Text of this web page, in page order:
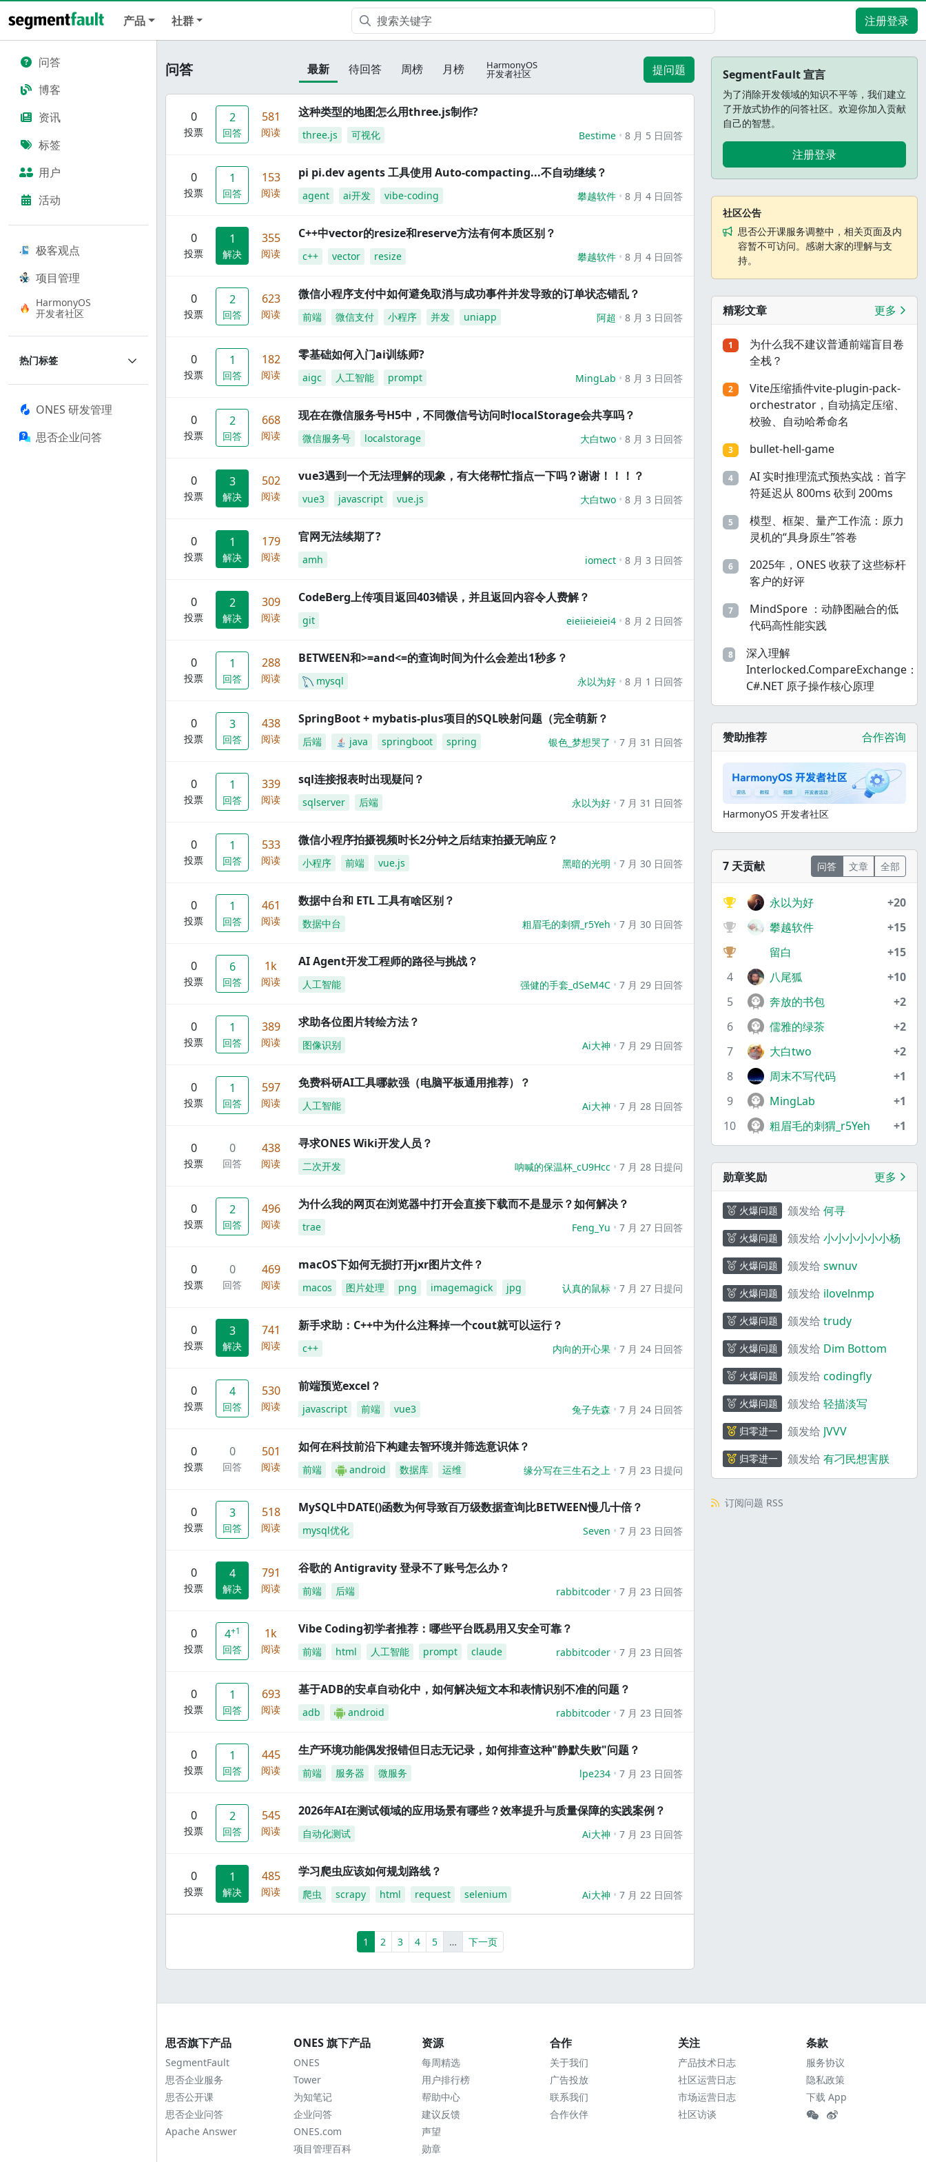
产品 社群 注册登录
问答
博客
资讯
标签
用户
活动
极客观点
项目管理
HarmonyOS
开发者社区
热门标签
ONES 研发管理
思否企业问答
问答 最新 待回答 周榜 月榜 HarmonyOS
开发者社区 提问题
0
投票
2
回答
581
阅读
这种类型的地图怎么用three.js制作?
three.js 可视化 Bestime 8 月 5 日回答
0
投票
1
回答
153
阅读
pi pi.dev agents 工具使用 Auto-compacting...不自动继续？
agent ai开发 vibe-coding 攀越软件 8 月 4 日回答
0
投票
1
解决
355
阅读
C++中vector的resize和reserve方法有何本质区别？
c++ vector resize 攀越软件 8 月 4 日回答
0
投票
2
回答
623
阅读
微信小程序支付中如何避免取消与成功事件并发导致的订单状态错乱？
前端 微信支付 小程序 并发 uniapp 阿超 8 月 3 日回答
0
投票
1
回答
182
阅读
零基础如何入门ai训练师?
aigc 人工智能 prompt MingLab 8 月 3 日回答
0
投票
2
回答
668
阅读
现在在微信服务号H5中，不同微信号访问时localStorage会共享吗？
微信服务号 localstorage 大白two 8 月 3 日回答
0
投票
3
解决
502
阅读
vue3遇到一个无法理解的现象，有大佬帮忙指点一下吗？谢谢！！！？
vue3 javascript vue.js 大白two 8 月 3 日回答
0
投票
1
解决
179
阅读
官网无法续期了?
amh iomect 8 月 3 日回答
0
投票
2
解决
309
阅读
CodeBerg上传项目返回403错误，并且返回内容令人费解？
git eieiieieiei4 8 月 2 日回答
0
投票
1
回答
288
阅读
BETWEEN和>=and<=的查询时间为什么会差出1秒多？
mysql 永以为好 8 月 1 日回答
0
投票
3
回答
438
阅读
SpringBoot + mybatis-plus项目的SQL映射问题（完全萌新？
后端 java springboot spring 银色_梦想哭了 7 月 31 日回答
0
投票
1
回答
339
阅读
sql连接报表时出现疑问？
sqlserver 后端 永以为好 7 月 31 日回答
0
投票
1
回答
533
阅读
微信小程序拍摄视频时长2分钟之后结束拍摄无响应？
小程序 前端 vue.js 黑暗的光明 7 月 30 日回答
0
投票
1
回答
461
阅读
数据中台和 ETL 工具有啥区别？
数据中台 粗眉毛的刺猬_r5Yeh 7 月 30 日回答
0
投票
6
回答
1k
阅读
AI Agent开发工程师的路径与挑战？
人工智能 强健的手套_dSeM4C 7 月 29 日回答
0
投票
1
回答
389
阅读
求助各位图片转绘方法？
图像识别 Ai大神 7 月 29 日回答
0
投票
1
回答
597
阅读
免费科研AI工具哪款强（电脑平板通用推荐）？
人工智能 Ai大神 7 月 28 日回答
0
投票
0
回答
438
阅读
寻求ONES Wiki开发人员？
二次开发 呐喊的保温杯_cU9Hcc 7 月 28 日提问
0
投票
2
回答
496
阅读
为什么我的网页在浏览器中打开会直接下载而不是显示？如何解决？
trae Feng_Yu 7 月 27 日回答
0
投票
0
回答
469
阅读
macOS下如何无损打开jxr图片文件？
macos 图片处理 png imagemagick jpg 认真的鼠标 7 月 27 日提问
0
投票
3
解决
741
阅读
新手求助：C++中为什么注释掉一个cout就可以运行？
c++ 内向的开心果 7 月 24 日回答
0
投票
4
回答
530
阅读
前端预览excel？
javascript 前端 vue3 兔子先森 7 月 24 日回答
0
投票
0
回答
501
阅读
如何在科技前沿下构建去智环境并筛选意识体？
前端 android 数据库 运维 缘分写在三生石之上 7 月 23 日提问
0
投票
3
回答
518
阅读
MySQL中DATE()函数为何导致百万级数据查询比BETWEEN慢几十倍？
mysql优化 Seven 7 月 23 日回答
0
投票
4
解决
791
阅读
谷歌的 Antigravity 登录不了账号怎么办？
前端 后端 rabbitcoder 7 月 23 日回答
0
投票
4+1
回答
1k
阅读
Vibe Coding初学者推荐：哪些平台既易用又安全可靠？
前端 html 人工智能 prompt claude rabbitcoder 7 月 23 日回答
0
投票
1
回答
693
阅读
基于ADB的安卓自动化中，如何解决短文本和表情识别不准的问题？
adb android rabbitcoder 7 月 23 日回答
0
投票
1
回答
445
阅读
生产环境功能偶发报错但日志无记录，如何排查这种"静默失败"问题？
前端 服务器 微服务 lpe234 7 月 23 日回答
0
投票
2
回答
545
阅读
2026年AI在测试领域的应用场景有哪些？效率提升与质量保障的实践案例？
自动化测试 Ai大神 7 月 23 日回答
0
投票
1
解决
485
阅读
学习爬虫应该如何规划路线？
爬虫 scrapy html request selenium Ai大神 7 月 22 日回答
1 (current)
2 3 4 5 …More下一页
SegmentFault 宣言
为了消除开发领域的知识不平等，我们建立
了开放式协作的问答社区。欢迎你加入贡献
自己的智慧。
注册登录
社区公告
思否公开课服务调整中，相关页面及内
容暂不可访问。感谢大家的理解与支
持。
精彩文章 更多
1
为什么我不建议普通前端盲目卷
全栈？
2
Vite压缩插件vite-plugin-pack-
orchestrator，自动搞定压缩、
校验、自动哈希命名
3 bullet-hell-game
4
AI 实时推理流式预热实战：首字
符延迟从 800ms 砍到 200ms
5
模型、框架、量产工作流：原力
灵机的“具身原生”答卷
6
2025年，ONES 收获了这些标杆
客户的好评
7
MindSpore ：动静图融合的低
代码高性能实践
8
深入理解
Interlocked.CompareExchange：
C#.NET 原子操作核心原理
赞助推荐 合作咨询
HarmonyOS 开发者社区
7 天贡献 问答 文章 全部
永以为好
+20
攀越软件
+15
留白
+15
4
八尾狐
+10
5
奔放的书包
+2
6
儒雅的绿茶
+2
7
大白two
+2
8
周末不写代码
+1
9
MingLab
+1
10
粗眉毛的刺猬_r5Yeh +1
勋章奖励 更多
火爆问题 颁发给 何寻
火爆问题 颁发给 小小小小小小杨
火爆问题 颁发给 swnuv
火爆问题 颁发给 ilovelnmp
火爆问题 颁发给 trudy
火爆问题 颁发给 Dim Bottom
火爆问题 颁发给 codingfly
火爆问题 颁发给 轻描淡写
归零进一 颁发给 JVVV
归零进一 颁发给 有刁民想害朕
订阅问题 RSS
思否旗下产品
SegmentFault
思否企业服务
思否公开课
思否企业问答
Apache Answer
ONES 旗下产品
ONES
Tower
为知笔记
企业问答
ONES.com
项目管理百科
资源
每周精选
用户排行榜
帮助中心
建议反馈
声望
勋章
合作
关于我们
广告投放
联系我们
合作伙伴
关注
产品技术日志
社区运营日志
市场运营日志
社区访谈
条款
服务协议
隐私政策
下载 App